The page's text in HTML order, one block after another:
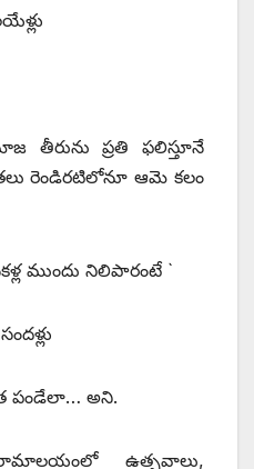
ప్రతి ఫలిస్తూనే
రెండిరటిలోనూ ఆమె కలం
ముందు నిలిపారంటే `
పండేలా… అని.
ఉత్సవాలు,